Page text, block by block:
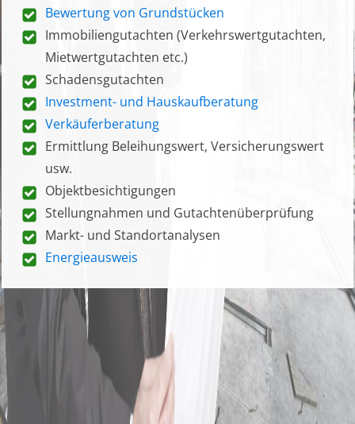
Bewertung von Grundstücken
Immobiliengutachten (Verkehrswertgutachten,
Mietwertgutachten etc.)
Schadensgutachten
Investment- und Hauskaufberatung
Verkäuferberatung
Ermittlung Beleihungswert, Versicherungswert
usw.
Objektbesichtigungen
Stellungnahmen und Gutachtenüberprüfung
Markt- und Standortanalysen
Energieausweis